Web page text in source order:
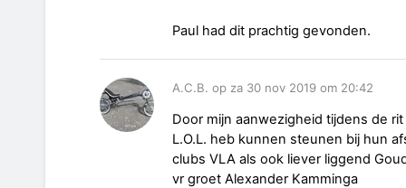
Paul had dit prachtig gevonden.
A.C.B. op za 30 nov 2019 om 20:42
Door mijn aanwezigheid tijdens de
L.O.L. heb kunnen steunen bij hun
clubs VLA als ook liever liggend
vr groet Alexander Kamminga